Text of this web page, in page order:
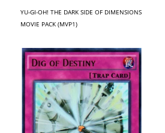
YU-GI-OH! THE DARK SIDE OF DIMENSIONS
MOVIE PACK (MVP1)